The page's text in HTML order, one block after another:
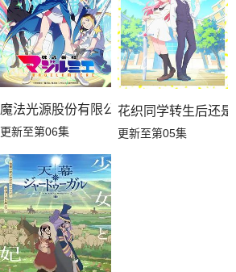
魔法光源股份有限公司第二季
更新至第06集
花织同学转生后还
更新至第05集